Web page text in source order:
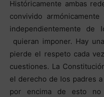
Históricamente ambas
convivido
independientemente de
quieran imponer. Hay
pierde el respeto cada
cuestiones. La
el derecho de los padres
por encima de esto no